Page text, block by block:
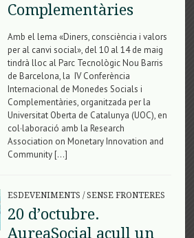
Complementàries
Amb el lema «Diners, consciència i valors
per al canvi social», del 10 al 14 de maig
tindrà lloc al Parc Tecnològic Nou Barris
de Barcelona, la IV Conferència
Internacional de Monedes Socials i
Complementàries, organitzada per la
Universitat Oberta de Catalunya (UOC), en
col·laboració amb la Research
Association on Monetary Innovation and
Community […]
ESDEVENIMENTS /SENSE FRONTERES
20 d’octubre.
AureaSocial acull un